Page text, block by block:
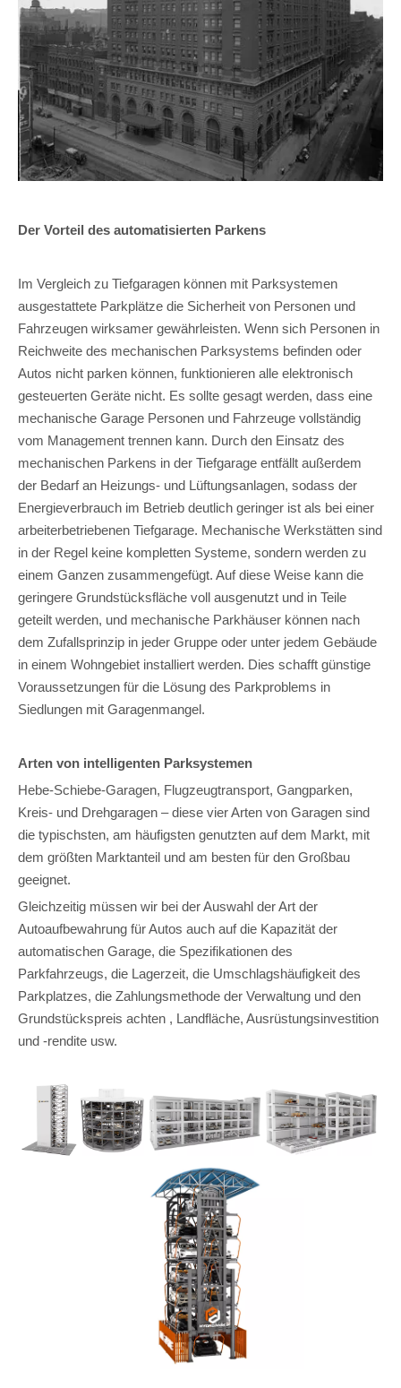
Der Vorteil des automatisierten Parkens
Im Vergleich zu Tiefgaragen können mit Parksystemen
ausgestattete Parkplätze die Sicherheit von Personen und
Fahrzeugen wirksamer gewährleisten. Wenn sich Personen in
Reichweite des mechanischen Parksystems befinden oder
Autos nicht parken können, funktionieren alle elektronisch
gesteuerten Geräte nicht. Es sollte gesagt werden, dass eine
mechanische Garage Personen und Fahrzeuge vollständig
vom Management trennen kann. Durch den Einsatz des
mechanischen Parkens in der Tiefgarage entfällt außerdem
der Bedarf an Heizungs- und Lüftungsanlagen, sodass der
Energieverbrauch im Betrieb deutlich geringer ist als bei einer
arbeiterbetriebenen Tiefgarage. Mechanische Werkstätten sind
in der Regel keine kompletten Systeme, sondern werden zu
einem Ganzen zusammengefügt. Auf diese Weise kann die
geringere Grundstücksfläche voll ausgenutzt und in Teile
geteilt werden, und mechanische Parkhäuser können nach
dem Zufallsprinzip in jeder Gruppe oder unter jedem Gebäude
in einem Wohngebiet installiert werden. Dies schafft günstige
Voraussetzungen für die Lösung des Parkproblems in
Siedlungen mit Garagenmangel.
Arten von intelligenten Parksystemen
Hebe-Schiebe-Garagen, Flugzeugtransport, Gangparken,
Kreis- und Drehgaragen – diese vier Arten von Garagen sind
die typischsten, am häufigsten genutzten auf dem Markt, mit
dem größten Marktanteil und am besten für den Großbau
geeignet.
Gleichzeitig müssen wir bei der Auswahl der Art der
Autoaufbewahrung für Autos auch auf die Kapazität der
automatischen Garage, die Spezifikationen des
Parkfahrzeugs, die Lagerzeit, die Umschlagshäufigkeit des
Parkplatzes, die Zahlungsmethode der Verwaltung und den
Grundstückspreis achten , Landfläche, Ausrüstungsinvestition
und -rendite usw.